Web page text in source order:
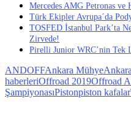
Mercedes AMG Petronas
Türk Ekipler Avrupa´da
TOSFED İstanbul Park’ta
Zirvede!
Pirelli Junior WRC’nin Tek
ANDOFFAnkara Mühye
haberleriOffroad 2019Offroad
ŞampiyonasıPistonpiston kafalar